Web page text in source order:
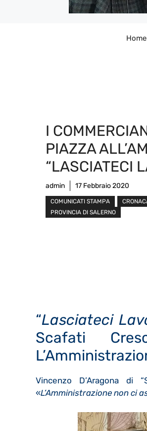
Home
I
PIAZZA
“LASCIATECI
admin 17 Febbraio 2020
COMUNICATI STAMPA
PROVINCIA DI SALERNO
“Lasciateci
Scafati
Vincenzo D’Aragona di
«L’Amministrazione non ci